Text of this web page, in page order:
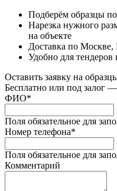
Подберём образцы
Нарезка нужного
на объекте
Доставка по
Удобно для тендеров
Оставить заявку на
Бесплатно или под залог
ФИО*
Поля обязательное для
Номер телефона*
Поля обязательное для
Комментарий